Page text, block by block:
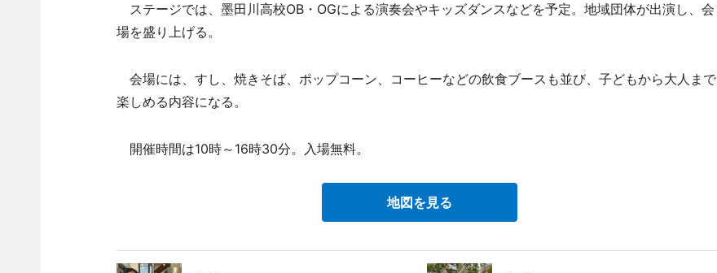
ステージでは、墨田川高校OB・OGによる演奏会やキッズダンスなどを予定。地域団体が出演し、会
場を盛り上げる。
会場には、すし、焼きそば、ポップコーン、コーヒーなどの飲食ブースも並び、子どもから大人まで
楽しめる内容になる。
開催時間は10時～16時30分。入場無料。
地図を見る